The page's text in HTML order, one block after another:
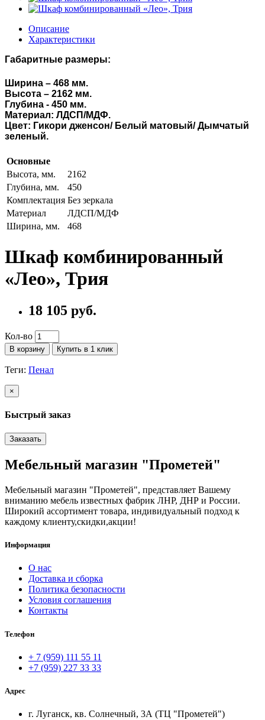
Описание
Характеристики
Габаритные размеры:
Ширина – 468 мм.
Высота – 2162 мм.
Глубина - 450 мм.
Материал: ЛДСП/МДФ.
Цвет: Гикори дженсон/ Белый матовый/ Дымчатый
зеленый.
Основные
Высота, мм.
2162
Глубина, мм.
450
Комплектация Без зеркала
Материал
ЛДСП/МДФ
Ширина, мм.
468
Шкаф комбинированный
«Лео», Трия
18 105 руб.
Кол-во
В корзину Купить в 1 клик
Теги: Пенал
×
Быстрый заказ
Заказать
Мебельный магазин "Прометей"
Мебельный магазин "Прометей", представляет Вашему
вниманию мебель известных фабрик ЛНР, ДНР и России.
Широкий ассортимент товара, индивидуальный подход к
каждому клиенту,скидки,акции!
Информация
О нас
Доставка и сборка
Политика безопасности
Условия соглашения
Контакты
Телефон
+ 7 (959) 111 55 11
+7 (959) 227 33 33
Адрес
г. Луганск, кв. Солнечный, 3А (ТЦ "Прометей")